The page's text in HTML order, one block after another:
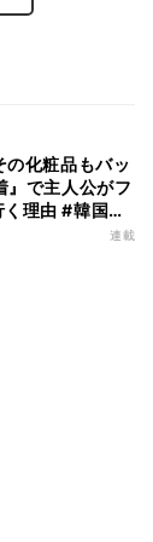
の化粧品もバッ
』で主人公がフ
理由 #韓国ド
連載